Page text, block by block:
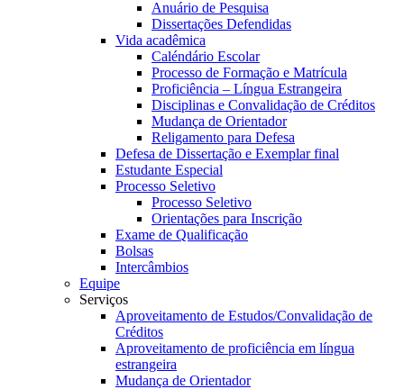
Anuário de Pesquisa
Dissertações Defendidas
Vida acadêmica
Caléndário Escolar
Processo de Formação e Matrícula
Proficiência – Língua Estrangeira
Disciplinas e Convalidação de Créditos
Mudança de Orientador
Religamento para Defesa
Defesa de Dissertação e Exemplar final
Estudante Especial
Processo Seletivo
Processo Seletivo
Orientações para Inscrição
Exame de Qualificação
Bolsas
Intercâmbios
Equipe
Serviços
Aproveitamento de Estudos/Convalidação de
Créditos
Aproveitamento de proficiência em língua
estrangeira
Mudança de Orientador